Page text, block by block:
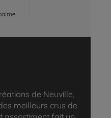
de Neuville,
meilleurs crus de
assortiment fait un